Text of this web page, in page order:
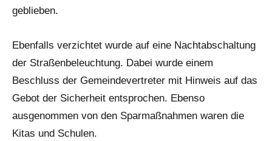
geblieben.
Ebenfalls verzichtet wurde auf eine Nachtabschaltung
der Straßenbeleuchtung. Dabei wurde einem
Beschluss der Gemeindevertreter mit Hinweis auf das
Gebot der Sicherheit entsprochen. Ebenso
ausgenommen von den Sparmaßnahmen waren die
Kitas und Schulen.